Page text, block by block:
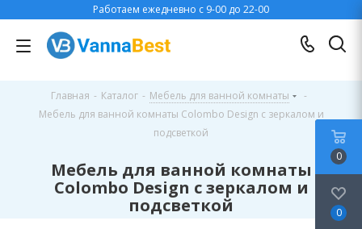
Работаем ежедневно с 9-00 до 22-00
Главная - Каталог - Мебель для ванной комнаты
-
Мебель для ванной комнаты Colombo Design с зеркалом и
подсветкой
Мебель для ванной комнаты
Colombo Design с зеркалом и
подсветкой
0
0